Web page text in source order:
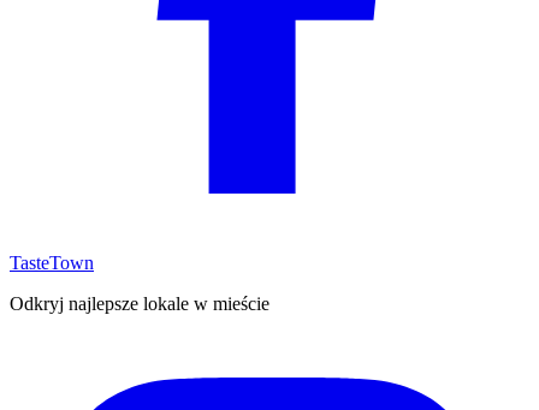
TasteTown
Odkryj najlepsze lokale w mieście